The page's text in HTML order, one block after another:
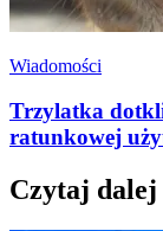
Wiadomości
Trzylatka
ratunkowej
Czytaj dalej